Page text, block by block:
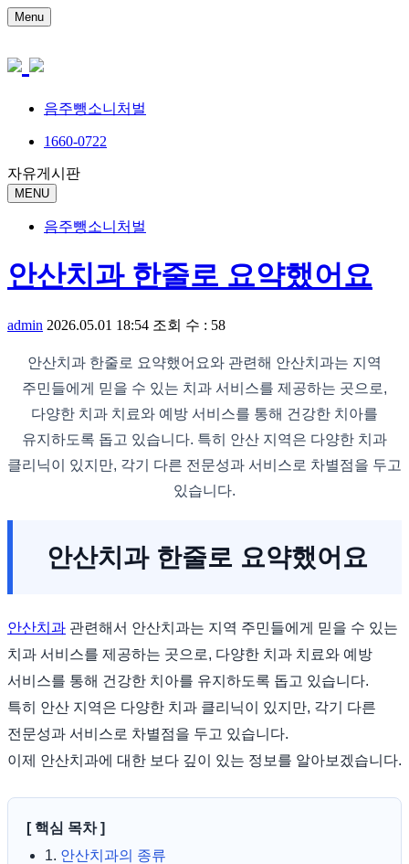
Menu
음주뺑소니처벌
1660-0722
자유게시판
MENU
음주뺑소니처벌
안산치과 한줄로 요약했어요
admin 2026.05.01 18:54 조회 수 : 58
안산치과 한줄로 요약했어요와 관련해 안산치과는 지역
주민들에게 믿을 수 있는 치과 서비스를 제공하는 곳으로,
다양한 치과 치료와 예방 서비스를 통해 건강한 치아를
유지하도록 돕고 있습니다. 특히 안산 지역은 다양한 치과
클리닉이 있지만, 각기 다른 전문성과 서비스로 차별점을 두고
있습니다.
안산치과 한줄로 요약했어요
안산치과 관련해서 안산치과는 지역 주민들에게 믿을 수 있는
치과 서비스를 제공하는 곳으로, 다양한 치과 치료와 예방
서비스를 통해 건강한 치아를 유지하도록 돕고 있습니다.
특히 안산 지역은 다양한 치과 클리닉이 있지만, 각기 다른
전문성과 서비스로 차별점을 두고 있습니다.
이제 안산치과에 대한 보다 깊이 있는 정보를 알아보겠습니다.
[ 핵심 목차 ]
1. 안산치과의 종류